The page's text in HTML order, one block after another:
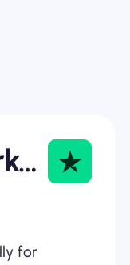
Fehinti Pangarkar
for